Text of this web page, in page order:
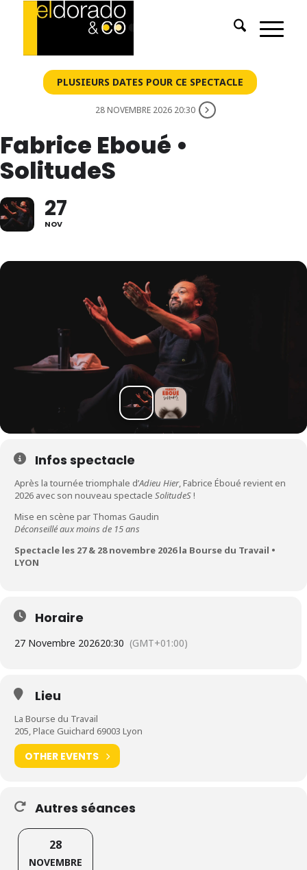
PLUSIEURS DATES POUR CE SPECTACLE
28 NOVEMBRE 2026 20:30
Fabrice Eboué •
SolitudeS
27
NOV
Infos spectacle
Après la tournée triomphale d’Adieu Hier, Fabrice Éboué revient en
2026 avec son nouveau spectacle SolitudeS!
Mise en scène par Thomas Gaudin
Déconseillé aux moins de 15 ans
Spectacle les 27 & 28 novembre 2026 la Bourse du Travail •
LYON
Horaire
27 Novembre 202620:30 (GMT+01:00)
Lieu
La Bourse du Travail
205, Place Guichard 69003 Lyon
OTHER EVENTS
Autres séances
28
NOVEMBRE